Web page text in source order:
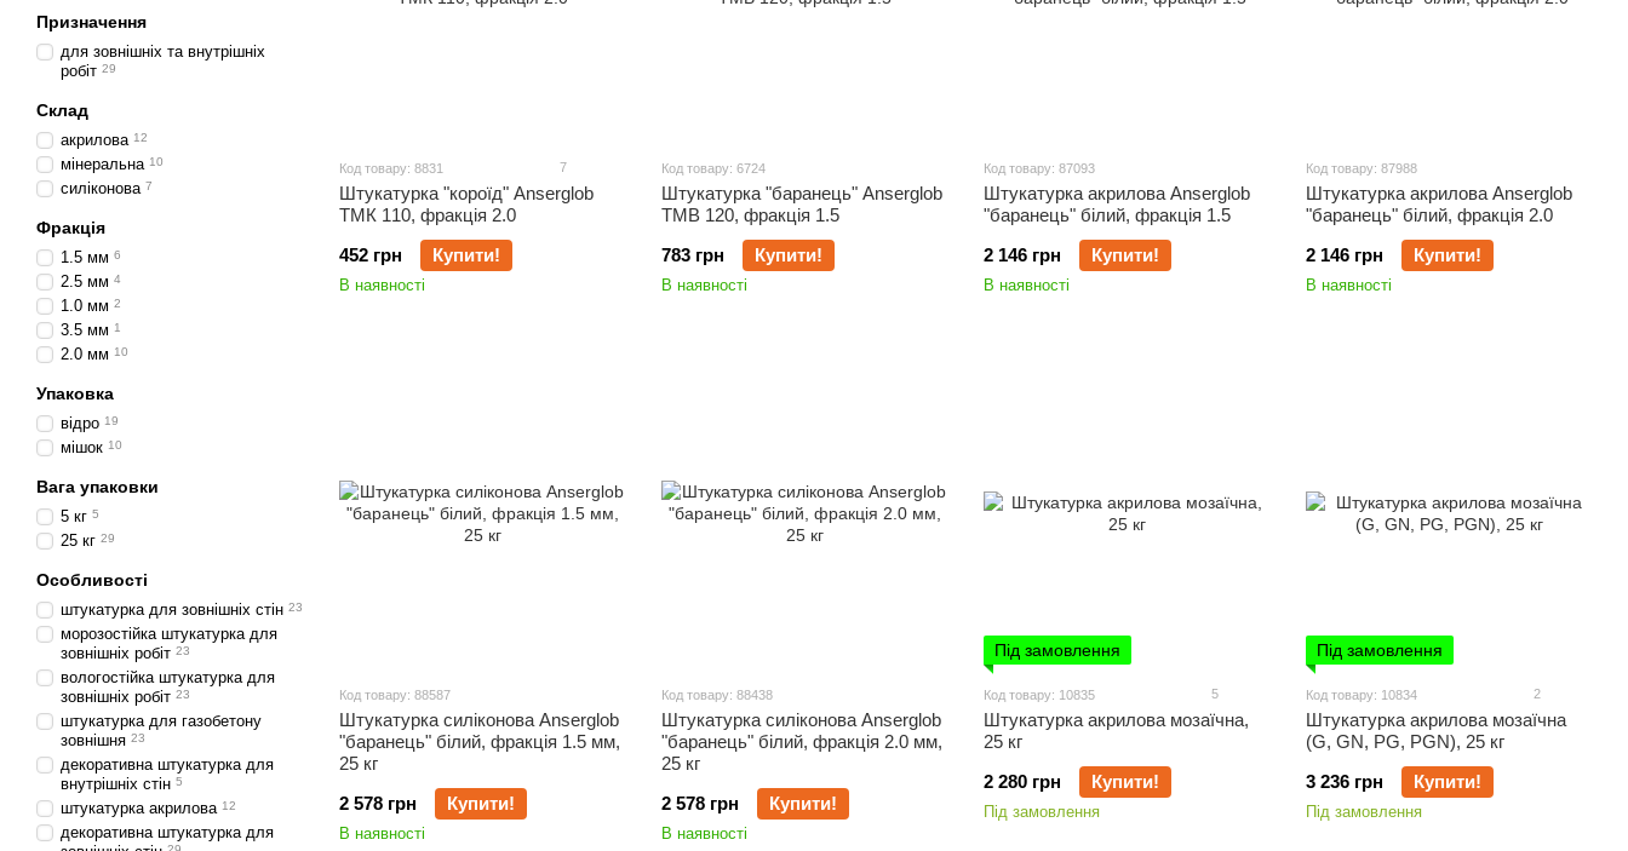
Код товару: 8831 7
Штукатурка "короїд" Anserglob
ТМК 110, фракція 2.0
452 грн
Купити!
В наявності
Код товару: 6724
Штукатурка "баранець" Anserglob
ТМВ 120, фракція 1.5
783 грн
Купити!
В наявності
Код товару: 87093
Штукатурка акрилова Anserglob
"баранець" білий, фракція 1.5
2 146 грн
Купити!
В наявності
Код товару: 87988
Штукатурка акрилова Anserglob
"баранець" білий, фракція 2.0
2 146 грн
Купити!
В наявності
Код товару: 88587
Штукатурка силіконова Anserglob
"баранець" білий, фракція 1.5 мм,
25 кг
2 578 грн
Купити!
В наявності
Код товару: 88438
Штукатурка силіконова Anserglob
"баранець" білий, фракція 2.0 мм,
25 кг
2 578 грн
Купити!
В наявності
Під замовлення
Код товару: 10835 5
Штукатурка акрилова мозаїчна,
25 кг
2 280 грн
Купити!
Під замовлення
Під замовлення
Код товару: 10834 2
Штукатурка акрилова мозаїчна
(G, GN, PG, PGN), 25 кг
3 236 грн
Купити!
Під замовлення
Призначення
для зовнішніх та внутрішніх
робіт 29
Склад
акрилова 12
мінеральна 10
силіконова 7
Фракція
1.5 мм 6
2.5 мм 4
1.0 мм 2
3.5 мм 1
2.0 мм 10
Упаковка
відро 19
мішок 10
Вага упаковки
5 кг 5
25 кг 29
Особливості
штукатурка для зовнішніх стін 23
морозостійка штукатурка для
зовнішніх робіт 23
вологостійка штукатурка для
зовнішніх робіт 23
штукатурка для газобетону
зовнішня 23
декоративна штукатурка для
внутрішніх стін 5
штукатурка акрилова 12
декоративна штукатурка для